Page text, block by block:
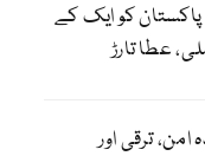
کو ایک کے
عطا تارڑ
ترقی اور